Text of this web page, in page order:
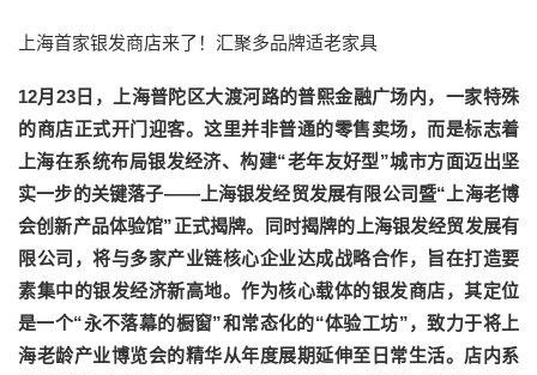
上海首家银发商店来了！汇聚多品牌适老家具
12月23日，上海普陀区大渡河路的普熙金融广场内，一家特殊
的商店正式开门迎客。这里并非普通的零售卖场，而是标志着
上海在系统布局银发经济、构建“老年友好型”城市方面迈出坚
实一步的关键落子——上海银发经贸发展有限公司暨“上海老博
会创新产品体验馆”正式揭牌。同时揭牌的上海银发经贸发展有
限公司，将与多家产业链核心企业达成战略合作，旨在打造要
素集中的银发经济新高地。作为核心载体的银发商店，其定位
是一个“永不落幕的橱窗”和常态化的“体验工坊”，致力于将上
海老龄产业博览会的精华从年度展期延伸至日常生活。店内系